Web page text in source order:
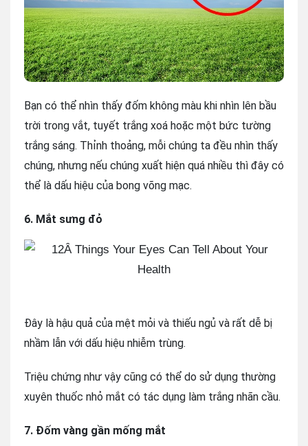
Bạn có thể nhìn thấy đốm không màu khi nhìn lên bầu
trời trong vắt, tuyết trắng xoá hoặc một bức tường
trắng sáng. Thỉnh thoảng, mỗi chúng ta đều nhìn thấy
chúng, nhưng nếu chúng xuất hiện quá nhiều thì đây có
thể là dấu hiệu của bong võng mạc.
6. Mắt sưng đỏ
Đây là hậu quả của mệt mỏi và thiếu ngủ và rất dễ bị
nhầm lẫn với dấu hiệu nhiễm trùng.
Triệu chứng như vậy cũng có thể do sử dụng thường
xuyên thuốc nhỏ mắt có tác dụng làm trắng nhãn cầu.
7. Đốm vàng gần mống mắt